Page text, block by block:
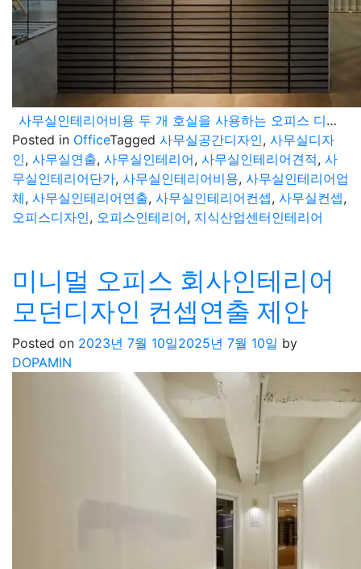
사무실인테리어비용 두 개 호실을 사용하는 오피스 디자인 컨셉 제안
Posted in OfficeTagged 사무실공간디자인, 사무실디자
인, 사무실연출, 사무실인테리어, 사무실인테리어견적, 사
무실인테리어단가, 사무실인테리어비용, 사무실인테리어업
체, 사무실인테리어연출, 사무실인테리어컨셉, 사무실컨셉,
오피스디자인, 오피스인테리어, 지식산업센터인테리어
미니멀 오피스 회사인테리어
모던디자인 컨셉연출 제안
Posted on 2023년 7월 10일2025년 7월 10일 by
DOPAMIN